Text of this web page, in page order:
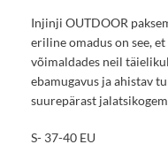
Injinji OUTDOOR
eriline omadus on see,
võimaldades neil
ebamugavus ja ahistav
suurepärast
S- 37-40 EU